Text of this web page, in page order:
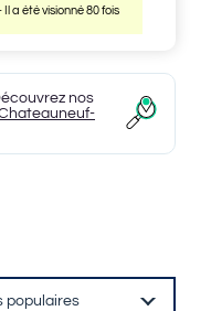
a été visionné 80 fois
nos
populaires